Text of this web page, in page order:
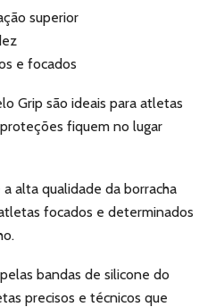
superior
e focados
Grip são ideais para atletas
fiquem no lugar
alta qualidade da borracha
focados e determinados
bandas de silicone do
precisos e técnicos que